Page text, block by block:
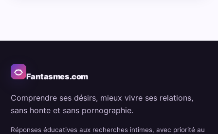
Fantasmes.com
Comprendre ses désirs, mieux vivre ses relations,
sans honte et sans pornographie.
Réponses éducatives aux recherches intimes, avec priorité au